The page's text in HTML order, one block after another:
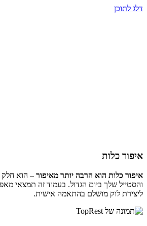
דלג לתוכן
איפור כלות
איפור כלות הוא הרבה יותר מאיפור – הוא חלק
והסטייל שלך ביום הגדול. בעמוד זה תמצאי
ליצירת לוק מושלם בהתאמה אישית.